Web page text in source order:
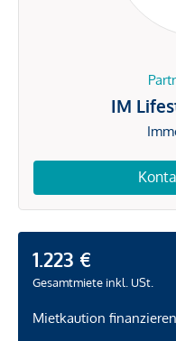
IM
1.223 €
Gesamtmiete inkl. USt.
Mietkaution